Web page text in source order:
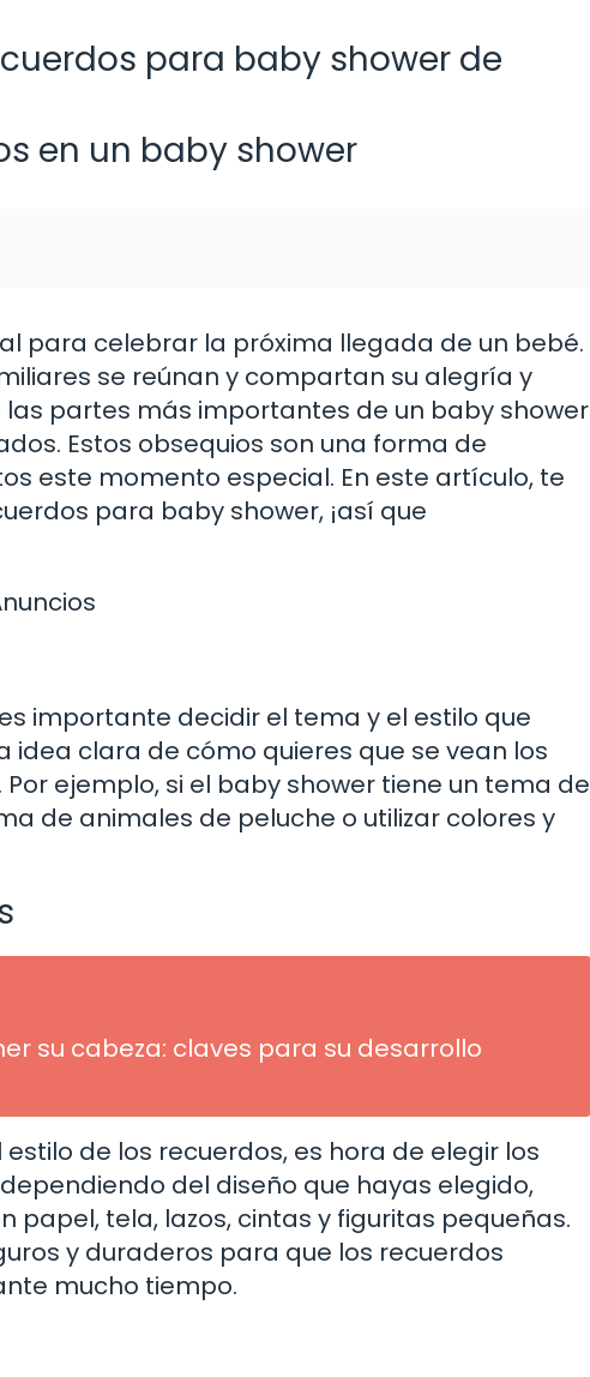
para baby shower de
en un baby shower
para celebrar la próxima llegada de un bebé.
se reúnan y compartan su alegría y
partes más importantes de un baby shower
Estos obsequios son una forma de
este momento especial. En este artículo, te
para baby shower, ¡así que
importante decidir el tema y el estilo que
idea clara de cómo quieres que se vean los
ejemplo, si el baby shower tiene un tema de
de animales de peluche o utilizar colores y
su cabeza: claves para su desarrollo
de los recuerdos, es hora de elegir los
del diseño que hayas elegido,
tela, lazos, cintas y figuritas pequeñas.
y duraderos para que los recuerdos
mucho tiempo.